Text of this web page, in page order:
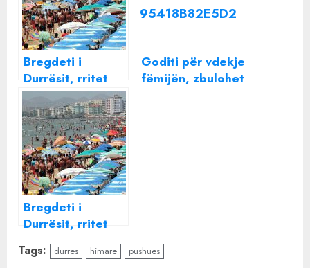
Bregdeti i
Durrësit, rritet
numri i pushuesve
krahasuar me vjet
Goditi për vdekje
fëmijën, zbulohet
Bregdeti i
Durrësit, rritet
numri i pushuesve
krahasuar me vjet
Tags: durres himare pushues